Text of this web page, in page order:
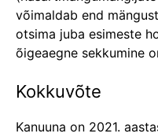
võimaldab end
otsima juba esimeste
õigeaegne sekkumine
Kokkuvõte
Kanuuna on 2021.